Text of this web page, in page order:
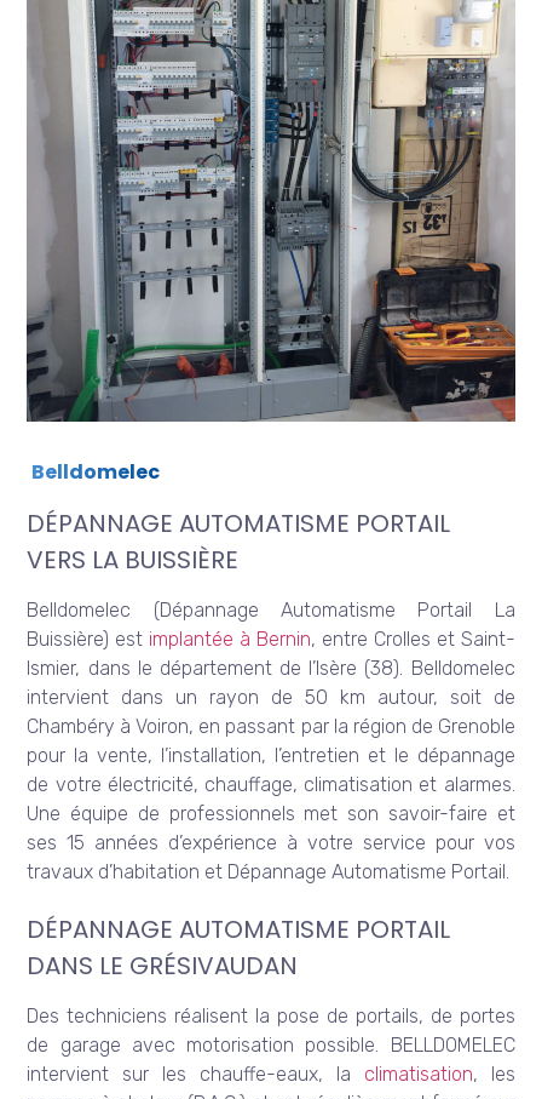
Belldomelec
DÉPANNAGE AUTOMATISME PORTAIL
VERS LA BUISSIÈRE
Belldomelec (Dépannage Automatisme Portail La
Buissière) est implantée à Bernin, entre Crolles et Saint-
Ismier, dans le département de l’Isère (38). Belldomelec
intervient dans un rayon de 50 km autour, soit de
Chambéry à Voiron, en passant par la région de Grenoble
pour la vente, l’installation, l’entretien et le dépannage
de votre électricité, chauffage, climatisation et alarmes.
Une équipe de professionnels met son savoir-faire et
ses 15 années d’expérience à votre service pour vos
travaux d’habitation et Dépannage Automatisme Portail.
DÉPANNAGE AUTOMATISME PORTAIL
DANS LE GRÉSIVAUDAN
Des techniciens réalisent la pose de portails, de portes
de garage avec motorisation possible. BELLDOMELEC
intervient sur les chauffe-eaux, la climatisation, les